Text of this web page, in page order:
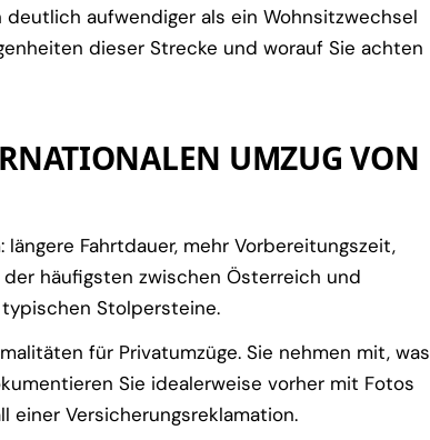
aufwendiger als ein Wohnsitzwechsel
dieser Strecke und worauf Sie achten
UMZUG VON
Fahrtdauer, mehr Vorbereitungszeit,
häufigsten zwischen Österreich und
Stolpersteine.
für Privatumzüge. Sie nehmen mit, was
Sie idealerweise vorher mit Fotos
einer Versicherungsreklamation.